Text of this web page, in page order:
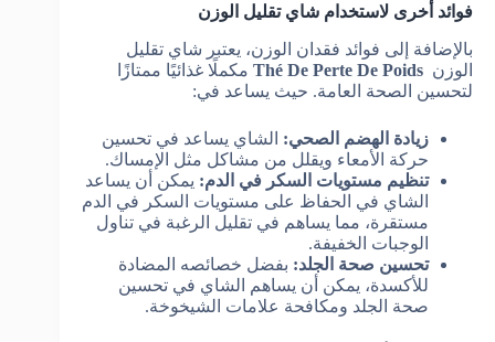
فوائد أخرى لاستخدام شاي تقليل الوزن
بالإضافة إلى فوائد فقدان الوزن، يعتبر شاي تقليل
الوزن Thé De Perte De Poids مكملًا غذائيًا ممتازًا
لتحسين الصحة العامة. حيث يساعد في:
زيادة الهضم الصحي: الشاي يساعد في تحسين
حركة الأمعاء ويقلل من مشاكل مثل الإمساك.
تنظيم مستويات السكر في الدم: يمكن أن يساعد
الشاي في الحفاظ على مستويات السكر في الدم
مستقرة، مما يساهم في تقليل الرغبة في تناول
الوجبات الخفيفة.
تحسين صحة الجلد: بفضل خصائصه المضادة
للأكسدة، يمكن أن يساهم الشاي في تحسين
صحة الجلد ومكافحة علامات الشيخوخة.